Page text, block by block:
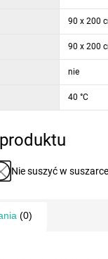
90 x 200
90 x 200
nie
40 °C
Nie suszyć w
(0)